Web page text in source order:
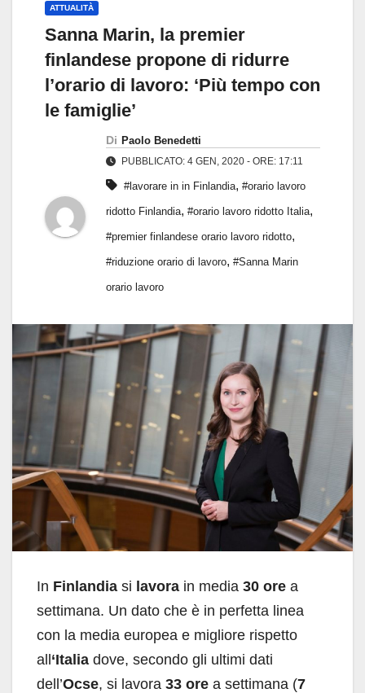
ATTUALITÀ
Sanna Marin, la premier
finlandese propone di ridurre
l’orario di lavoro: ‘Più tempo con
le famiglie’
Di Paolo Benedetti
PUBBLICATO: 4 GEN, 2020 - ORE: 17:11
#lavorare in in Finlandia, #orario lavoro
ridotto Finlandia, #orario lavoro ridotto Italia,
#premier finlandese orario lavoro ridotto,
#riduzione orario di lavoro, #Sanna Marin
orario lavoro
In Finlandia si lavora in media 30 ore a
settimana. Un dato che è in perfetta linea
con la media europea e migliore rispetto
all‘Italia dove, secondo gli ultimi dati
dell’Ocse, si lavora 33 ore a settimana (7